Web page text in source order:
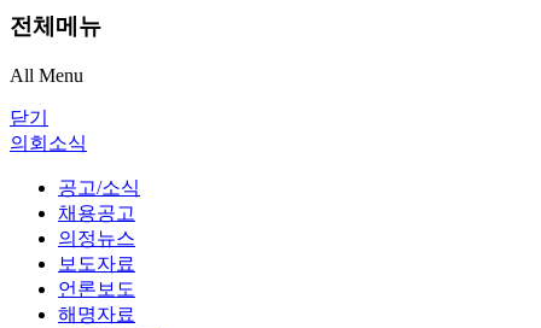
전체메뉴
All Menu
닫기
의회소식
공고/소식
채용공고
의정뉴스
보도자료
언론보도
해명자료